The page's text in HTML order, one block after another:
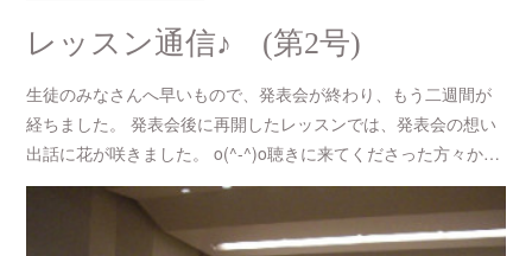
レッスン通信♪ (第2号)
生徒のみなさんへ早いもので、発表会が終わり、もう二週間が
経ちました。 発表会後に再開したレッスンでは、発表会の想い
出話に花が咲きました。 o(^-^)o聴きに来てくださった方々か…